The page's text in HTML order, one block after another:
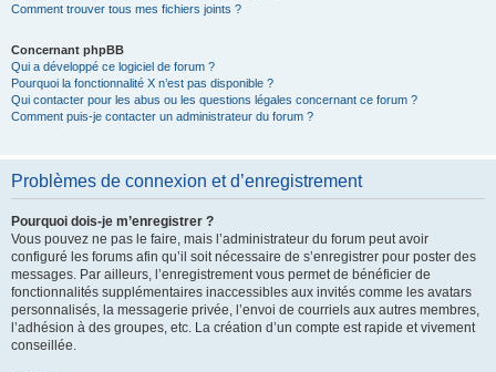
Comment trouver tous mes fichiers joints ?
Concernant phpBB
Qui a développé ce logiciel de forum ?
Pourquoi la fonctionnalité X n’est pas disponible ?
Qui contacter pour les abus ou les questions légales concernant ce forum ?
Comment puis-je contacter un administrateur du forum ?
Problèmes de connexion et d’enregistrement
Pourquoi dois-je m’enregistrer ?
Vous pouvez ne pas le faire, mais l’administrateur du forum peut avoir
configuré les forums afin qu’il soit nécessaire de s’enregistrer pour poster des
messages. Par ailleurs, l’enregistrement vous permet de bénéficier de
fonctionnalités supplémentaires inaccessibles aux invités comme les avatars
personnalisés, la messagerie privée, l’envoi de courriels aux autres membres,
l’adhésion à des groupes, etc. La création d’un compte est rapide et vivement
conseillée.